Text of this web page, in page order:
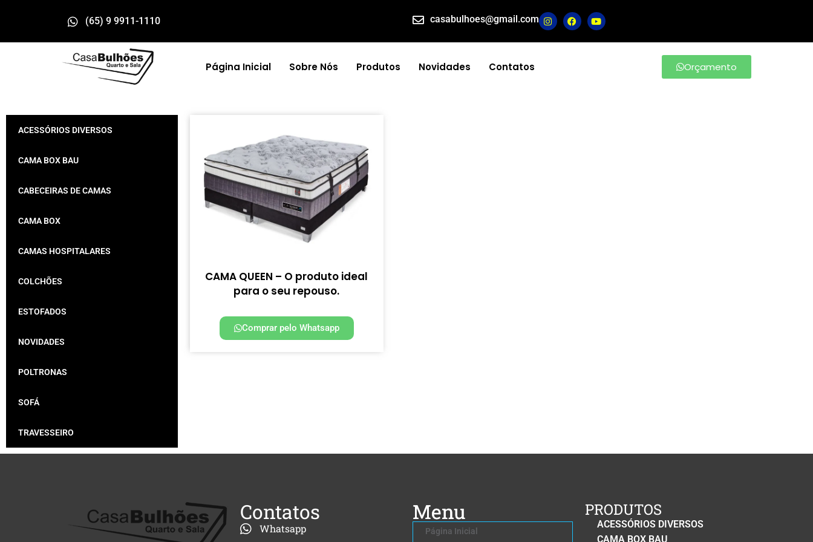
(65) 9 9911-1110 casabulhoes@gmail.com
Página Inicial Sobre Nós Produtos Novidades Contatos Orçamento
ACESSÓRIOS DIVERSOS
CAMA BOX BAU
CABECEIRAS DE CAMAS
CAMA BOX
CAMAS HOSPITALARES
COLCHÕES
ESTOFADOS
NOVIDADES
POLTRONAS
SOFÁ
TRAVESSEIRO
CAMA QUEEN – O produto ideal
para o seu repouso.
Comprar pelo Whatsapp
Contatos
Whatsapp
Menu
Página Inicial
PRODUTOS
ACESSÓRIOS DIVERSOS
CAMA BOX BAU